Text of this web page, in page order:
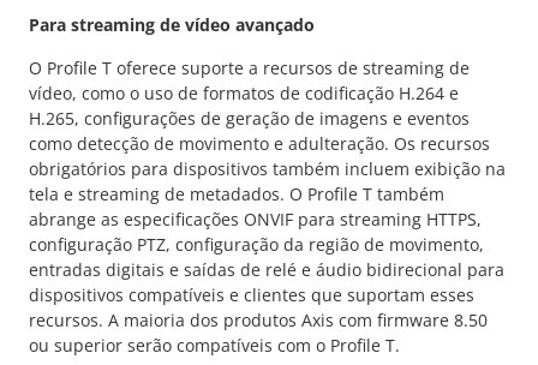
Para streaming de vídeo avançado
O Profile T oferece suporte a recursos de streaming de
vídeo, como o uso de formatos de codificação H.264 e
H.265, configurações de geração de imagens e eventos
como detecção de movimento e adulteração. Os recursos
obrigatórios para dispositivos também incluem exibição na
tela e streaming de metadados. O Profile T também
abrange as especificações ONVIF para streaming HTTPS,
configuração PTZ, configuração da região de movimento,
entradas digitais e saídas de relé e áudio bidirecional para
dispositivos compatíveis e clientes que suportam esses
recursos. A maioria dos produtos Axis com firmware 8.50
ou superior serão compatíveis com o Profile T.